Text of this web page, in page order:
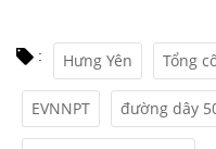
: Hưng Yên Tổng
EVNNPT
đường dây